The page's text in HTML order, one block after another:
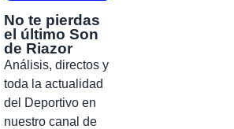
No te pierdas
el último Son
de Riazor
Análisis, directos y
toda la actualidad
del Deportivo en
nuestro canal de